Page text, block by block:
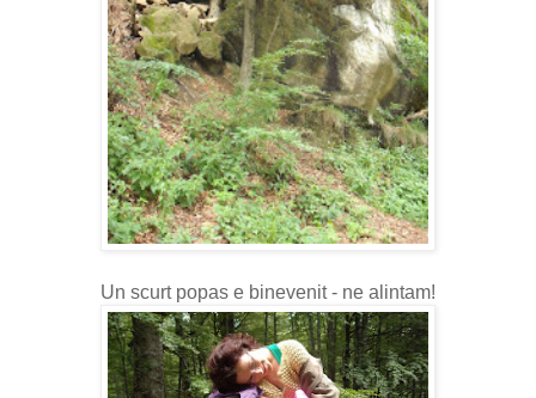
Un scurt popas e binevenit - ne alintam!